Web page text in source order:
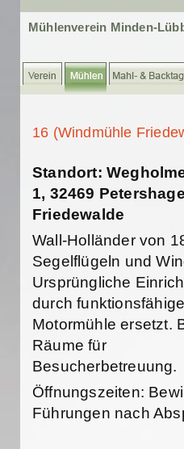
Mühlenverein Minden-
16 (Windmühle
Standort:
1, 32469
Friedewalde
Wall-Holländer von
Segelflügeln und
Ursprüngliche
durch funktionsfähige
Motormühle ersetzt.
Räume für
Besucherbetreuung.
Öffnungszeiten:
Führungen nach